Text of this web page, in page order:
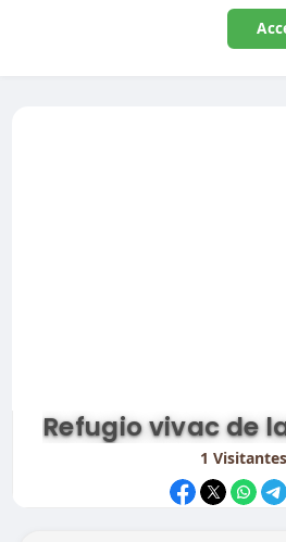
Refugio vivac de
1 Visitantes